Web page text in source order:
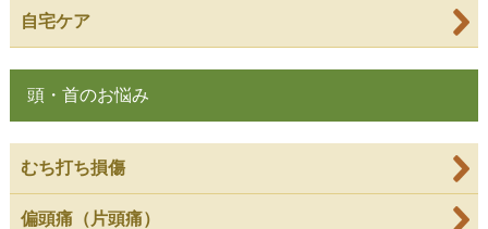
自宅ケア
頭・首のお悩み
むち打ち損傷
偏頭痛（片頭痛）